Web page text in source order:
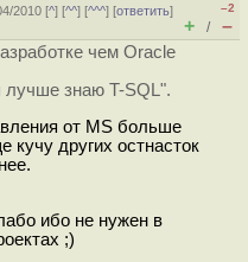
2010 [^] [^^] [^^^] [ответить]
–2
+ / –
чем Oracle
лучше знаю T-SQL".
от MS больше
кучу других остнасток
ибо не нужен в
;)